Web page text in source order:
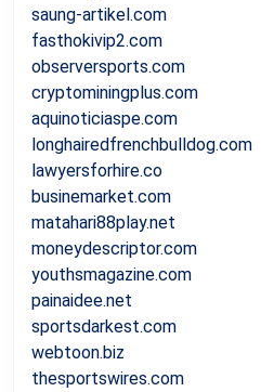
saung-artikel.com
fasthokivip2.com
observersports.com
cryptominingplus.com
aquinoticiaspe.com
longhairedfrenchbulldog.com
lawyersforhire.co
businemarket.com
matahari88play.net
moneydescriptor.com
youthsmagazine.com
painaidee.net
sportsdarkest.com
webtoon.biz
thesportswires.com